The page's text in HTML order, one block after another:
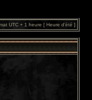
UTC + 1 heure [ Heure d’été ]